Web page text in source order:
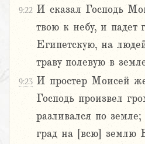
9:22 И сказал Господь
твою к небу, и падет
Египетскую, на
траву полевую в
9:23 И простер Моисей
Господь произвел
разливался по
град на [всю] землю